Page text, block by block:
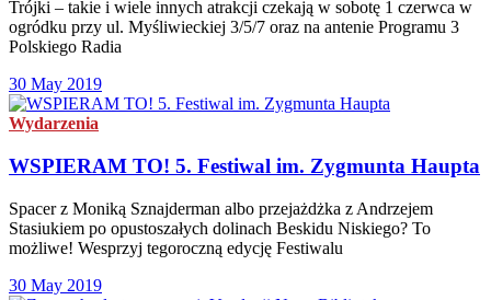
Trójki – takie i wiele innych atrakcji czekają w sobotę 1 czerwca w
ogródku przy ul. Myśliwieckiej 3/5/7 oraz na antenie Programu 3
Polskiego Radia
30 May 2019
Wydarzenia
WSPIERAM TO! 5. Festiwal im. Zygmunta Haupta
Spacer z Moniką Sznajderman albo przejażdżka z Andrzejem
Stasiukiem po opustoszałych dolinach Beskidu Niskiego? To
możliwe! Wesprzyj tegoroczną edycję Festiwalu
30 May 2019